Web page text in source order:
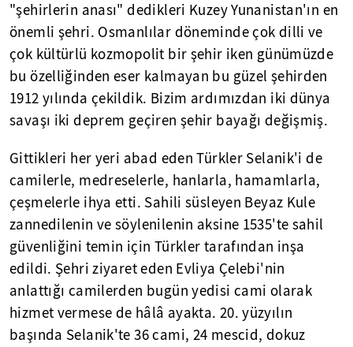
"şehirlerin anası" dedikleri Kuzey Yunanistan'ın en
önemli şehri. Osmanlılar döneminde çok dilli ve
çok kültürlü kozmopolit bir şehir iken günümüzde
bu özelliğinden eser kalmayan bu güzel şehirden
1912 yılında çekildik. Bizim ardımızdan iki dünya
savaşı iki deprem geçiren şehir bayağı değişmiş.
Gittikleri her yeri abad eden Türkler Selanik'i de
camilerle, medreselerle, hanlarla, hamamlarla,
çeşmelerle ihya etti. Sahili süsleyen Beyaz Kule
zannedilenin ve söylenilenin aksine 1535'te sahil
güvenliğini temin için Türkler tarafından inşa
edildi. Şehri ziyaret eden Evliya Çelebi'nin
anlattığı camilerden bugün yedisi cami olarak
hizmet vermese de hâlâ ayakta. 20. yüzyılın
başında Selanik'te 36 cami, 24 mescid, dokuz